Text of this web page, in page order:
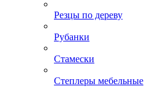
Резцы по дереву
Рубанки
Стамески
Степлеры мебельные